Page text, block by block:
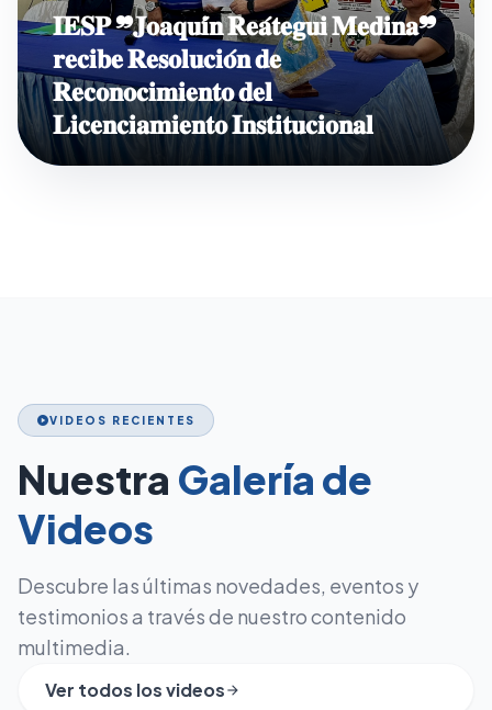
𝐈𝐄𝐒𝐏 ❞𝐉𝐨𝐚𝐪𝐮𝐢́𝐧 𝐑𝐞𝐚́𝐭𝐞𝐠𝐮𝐢 𝐌𝐞𝐝𝐢𝐧𝐚❞
𝐫𝐞𝐜𝐢𝐛𝐞 𝐑𝐞𝐬𝐨𝐥𝐮𝐜𝐢𝐨́𝐧 𝐝𝐞
𝐑𝐞𝐜𝐨𝐧𝐨𝐜𝐢𝐦𝐢𝐞𝐧𝐭𝐨 𝐝𝐞𝐥
𝐋𝐢𝐜𝐞𝐧𝐜𝐢𝐚𝐦𝐢𝐞𝐧𝐭𝐨 𝐈𝐧𝐬𝐭𝐢𝐭𝐮𝐜𝐢𝐨𝐧𝐚𝐥
play_circleVIDEOS RECIENTES
Nuestra Galería de
Videos
Descubre las últimas novedades, eventos y
testimonios a través de nuestro contenido
multimedia.
Ver todos los videos arrow_forward